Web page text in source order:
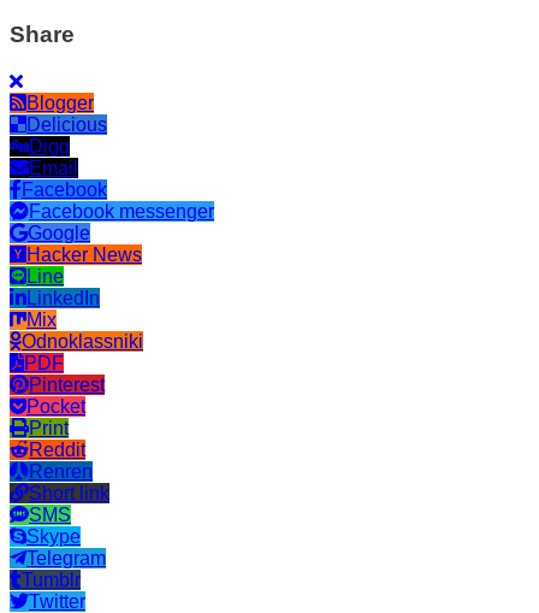
Share
Blogger
Delicious
Digg
Email
Facebook
Facebook messenger
Google
Hacker News
Line
LinkedIn
Mix
Odnoklassniki
PDF
Pinterest
Pocket
Print
Reddit
Renren
Short link
SMS
Skype
Telegram
Tumblr
Twitter